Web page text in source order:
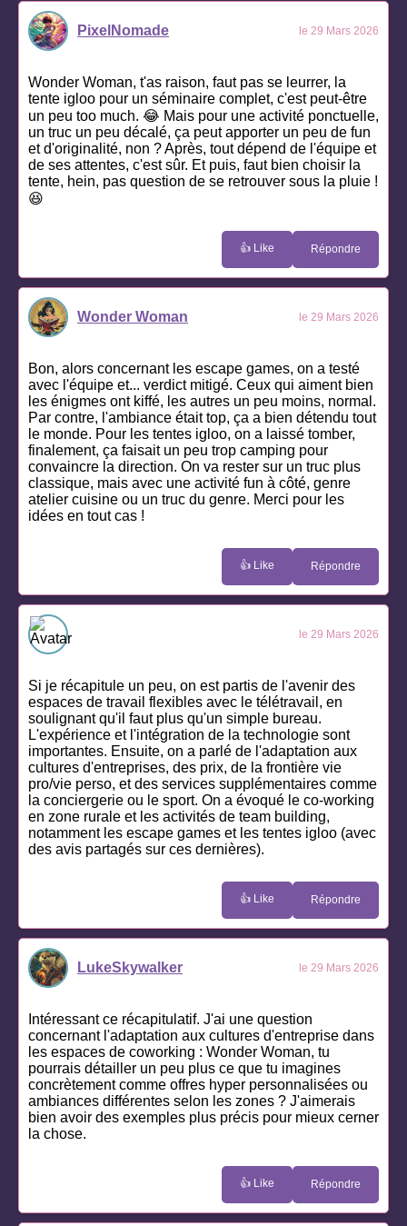
PixelNomade le 29 Mars 2026
Wonder Woman, t'as raison, faut pas se leurrer, la
tente igloo pour un séminaire complet, c'est peut-être
un peu too much. 😂 Mais pour une activité ponctuelle,
un truc un peu décalé, ça peut apporter un peu de fun
et d'originalité, non ? Après, tout dépend de l'équipe et
de ses attentes, c'est sûr. Et puis, faut bien choisir la
tente, hein, pas question de se retrouver sous la pluie !
😆
👍 Like Répondre
Wonder Woman le 29 Mars 2026
Bon, alors concernant les escape games, on a testé
avec l'équipe et... verdict mitigé. Ceux qui aiment bien
les énigmes ont kiffé, les autres un peu moins, normal.
Par contre, l'ambiance était top, ça a bien détendu tout
le monde. Pour les tentes igloo, on a laissé tomber,
finalement, ça faisait un peu trop camping pour
convaincre la direction. On va rester sur un truc plus
classique, mais avec une activité fun à côté, genre
atelier cuisine ou un truc du genre. Merci pour les
idées en tout cas !
👍 Like Répondre
le 29 Mars 2026
Si je récapitule un peu, on est partis de l'avenir des
espaces de travail flexibles avec le télétravail, en
soulignant qu'il faut plus qu'un simple bureau.
L'expérience et l'intégration de la technologie sont
importantes. Ensuite, on a parlé de l'adaptation aux
cultures d'entreprises, des prix, de la frontière vie
pro/vie perso, et des services supplémentaires comme
la conciergerie ou le sport. On a évoqué le co-working
en zone rurale et les activités de team building,
notamment les escape games et les tentes igloo (avec
des avis partagés sur ces dernières).
👍 Like Répondre
LukeSkywalker le 29 Mars 2026
Intéressant ce récapitulatif. J'ai une question
concernant l'adaptation aux cultures d'entreprise dans
les espaces de coworking : Wonder Woman, tu
pourrais détailler un peu plus ce que tu imagines
concrètement comme offres hyper personnalisées ou
ambiances différentes selon les zones ? J'aimerais
bien avoir des exemples plus précis pour mieux cerner
la chose.
👍 Like Répondre